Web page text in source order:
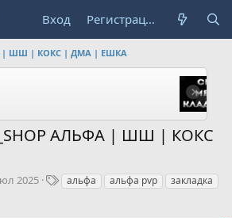
Вход Регистрация
| ШШ | КОКС | ДМА | ЕШКА
АЛЬФА | ШШ | КОКС
2025
Тальфа альфа pvp
закладка